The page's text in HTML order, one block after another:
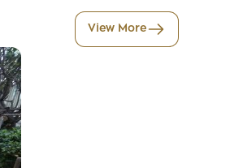
View More